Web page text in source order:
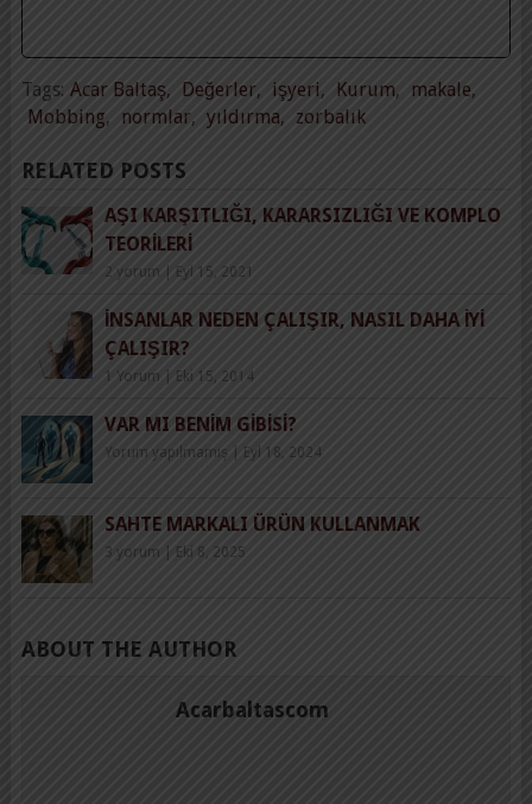
Tags: Acar Baltaş, Değerler, işyeri, Kurum, makale,
Mobbing, normlar, yıldırma, zorbalık
RELATED POSTS
AŞI KARŞITLIĞI, KARARSIZLIĞI VE KOMPLO
TEORILERI
2 yorum Eyl 15, 2021
İNSANLAR NEDEN ÇALIŞIR, NASIL DAHA İYI
ÇALIŞIR?
1 Yorum Eki 15, 2014
VAR MI BENIM GIBISI?
Yorum yapılmamış Eyl 18, 2024
SAHTE MARKALI ÜRÜN KULLANMAK
3 yorum Eki 8, 2025
ABOUT THE AUTHOR
Acarbaltascom